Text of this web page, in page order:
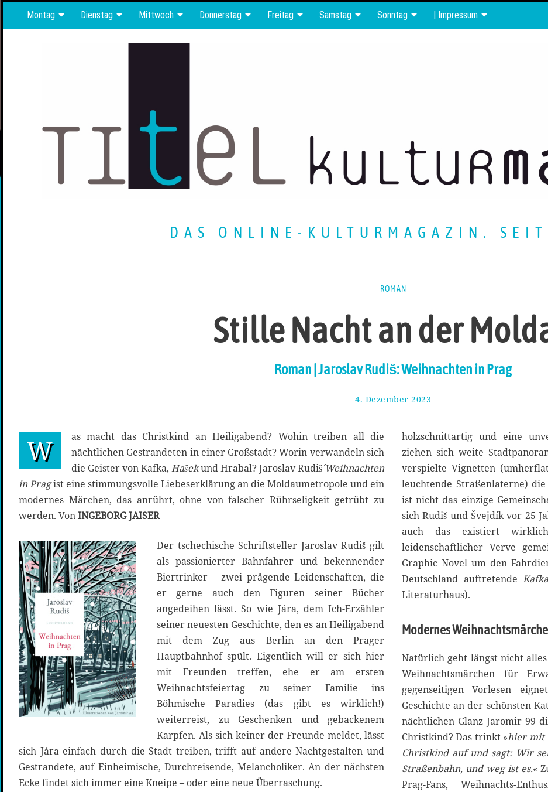
Montag Dienstag Mittwoch Donnerstag Freitag Samstag Sonntag | Impressum
DAS ONLINE-KULTURMAGAZIN.
ROMAN
Stille Nacht an der
Roman | Jaroslav Rudiš: Weihnachten in Prag
4. Dezember 2023
D
z
e
m
b
e
r
2
2
3
W
as macht das Christkind an Heiligabend? Wohin treiben all die
nächtlichen Gestrandeten in einer Großstadt? Worin verwandeln sich
die Geister von Kafka, Hašekund Hrabal? Jaroslav Rudiš´Weihnachten
in Pragist eine stimmungsvolle Liebeserklärung an die Moldaumetropole und ein
modernes Märchen, das anrührt, ohne von falscher Rührseligkeit getrübt zu
werden. VonINGEBORG JAISER
Der tschechische Schriftsteller Jaroslav Rudiš gilt
als passionierter Bahnfahrer und bekennender
Biertrinker – zwei prägende Leidenschaften, die
er gerne auch den Figuren seiner Bücher
angedeihen lässt. So wie Jára, dem Ich-Erzähler
seiner neuesten Geschichte, den es an Heiligabend
mit dem Zug aus Berlin an den Prager
Hauptbahnhof spült. Eigentlich will er sich hier
mit Freunden treffen, ehe er am ersten
Weihnachtsfeiertag zu seiner Familie ins
Böhmische Paradies (das gibt es wirklich!)
weiterreist, zu Geschenken und gebackenem
Karpfen. Als sich keiner der Freunde meldet, lässt
sich Jára einfach durch die Stadt treiben, trifft auf andere Nachtgestalten und
Gestrandete, auf Einheimische, Durchreisende, Melancholiker. An der nächsten
Ecke findet sich immer eine Kneipe – oder eine neue Überraschung.
holzschnittartig und eine
ziehen sich weite
verspielte Vignetten
leuchtende Straßenlaterne)
ist nicht das einzige
sich Rudiš und Švejdík vor 25
auch das existiert
leidenschaftlicher Verve
Graphic Novel um den
Deutschland auftretende
Literaturhaus).
Modernes
Natürlich geht längst nicht
Weihnachtsmärchen für
gegenseitigen Vorlesen
Geschichte an der schönsten
nächtlichen Glanz Jaromir 99
Christkind? Das trinkt »hier mit
Christkind auf und sagt: Wir
Straßenbahn, und weg ist es.«
Prag-Fans, Weihnachts-